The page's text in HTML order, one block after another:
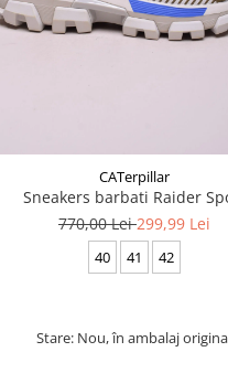
CATerpillar
Sneakers barbati Raider
770,00 Lei299,99 Lei
40 41 42
Stare: Nou, în ambalaj